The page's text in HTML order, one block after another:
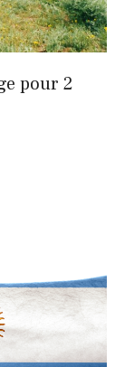
pour 2